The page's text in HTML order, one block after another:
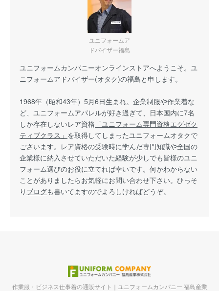
ユニフォームア
ドバイザー福島
ユニフォームカンパニーオンラインストアへようこそ。ユ
ニフォームアドバイザー(オタク)の福島と申します。
1968年（昭和43年）5月6日生まれ。企業制服や作業着な
ど、ユニフォームアパレルが好き過ぎて、日本国内に7名
しか存在しないレア資格 「ユニフォーム専門資格エグゼク
ティブクラス」 を取得してしまったユニフォームオタクで
ございます。レア資格の受験時に学んだ専門知識や全国の
企業様に納入させていただいた経験が少しでも皆様のユニ
フォーム選びのお役に立てれば幸いです。何かわからない
ことがありましたらお気軽にお問い合わせ下さい。ひっそ
り ブログも書いてますのでよろしければどうぞ。
作業服・ビジネス仕事着の通販サイト｜ユニフォームカンパニー 福島産業